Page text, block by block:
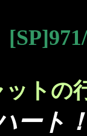
トの
ート